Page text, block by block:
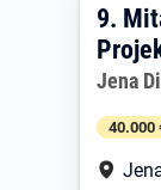
9.
9.
Jena
40.000